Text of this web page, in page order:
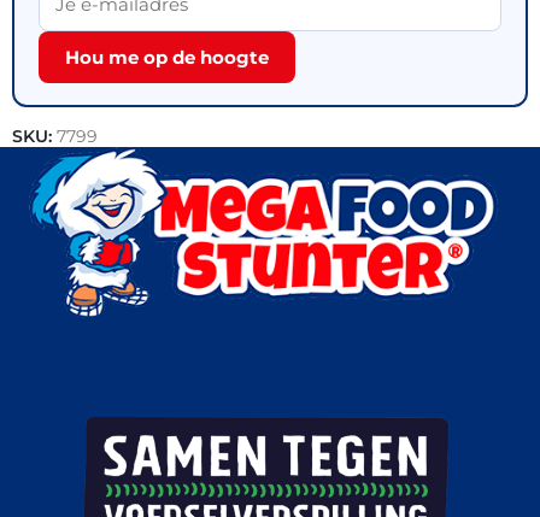
Hou me op de hoogte
SKU: 7799
Categorieën:Handijsjes